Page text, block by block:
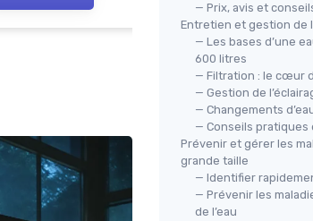
Voir
— Prix, avis et
Entretien et gestion de
— Les bases d’une
600 litres
— Filtration : le cœur
— Gestion de
— Changements
— Conseils pratiques
Prévenir et gérer les
grande taille
— Identifier
— Prévenir les
de l’eau